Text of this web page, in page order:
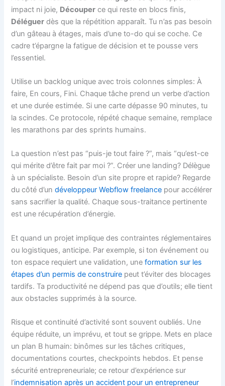
impact ni joie, Découper ce qui reste en blocs finis,
Déléguer dès que la répétition apparaît. Tu n’as pas besoin
d’un gâteau à étages, mais d’une to-do qui se coche. Ce
cadre t’épargne la fatigue de décision et te pousse vers
l’essentiel.
Utilise un backlog unique avec trois colonnes simples: À
faire, En cours, Fini. Chaque tâche prend un verbe d’action
et une durée estimée. Si une carte dépasse 90 minutes, tu
la scindes. Ce protocole, répété chaque semaine, remplace
les marathons par des sprints humains.
La question n’est pas “puis-je tout faire ?”, mais “qu’est-ce
qui mérite d’être fait par moi ?”. Créer une landing? Délègue
à un spécialiste. Besoin d’un site propre et rapide? Regarde
du côté d’undéveloppeur Webflow freelance pour accélérer
sans sacrifier la qualité. Chaque sous-traitance pertinente
est une récupération d’énergie.
Et quand un projet implique des contraintes réglementaires
ou logistiques, anticipe. Par exemple, si ton événement ou
ton espace requiert une validation, uneformation sur les
étapes d’un permis de construire peut t’éviter des blocages
tardifs. Ta productivité ne dépend pas que d’outils; elle tient
aux obstacles supprimés à la source.
Risque et continuité d’activité sont souvent oubliés. Une
équipe réduite, un imprévu, et tout se grippe. Mets en place
un plan B humain: binômes sur les tâches critiques,
documentations courtes, checkpoints hebdos. Et pense
sécurité entrepreneuriale; ce retour d’expérience sur
l’indemnisation après un accident pour un entrepreneur